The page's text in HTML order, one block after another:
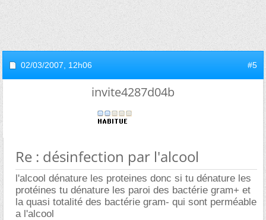
02/03/2007, 12h06 #5
invite4287d04b
Re : désinfection par l'alcool
l'alcool dénature les proteines donc si tu dénature les
protéines tu dénature les paroi des bactérie gram+ et
la quasi totalité des bactérie gram- qui sont perméable
a l'alcool